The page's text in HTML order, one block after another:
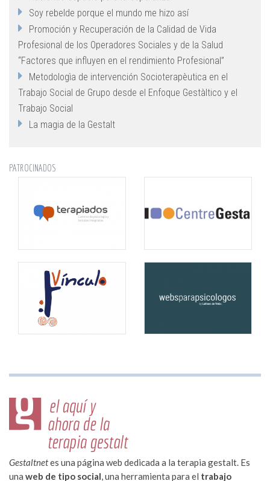
Soy rebelde porque el mundo me hizo así
Promoción y Recuperación de la Calidad de Vida
Profesional de los Operadores Sociales y de la Salud
“Factores que influyen en el rendimiento Profesional”
Metodologìa de intervención Socioterapèutica en el
Trabajo Social de Grupo desde el Enfoque Gestàltico y el
Trabajo Social
La magia de la Gestalt
PATROCINADOS
Gestaltnetes una página web dedicada a la terapia gestalt. Es
una web de tipo social, una herramienta para el trabajo